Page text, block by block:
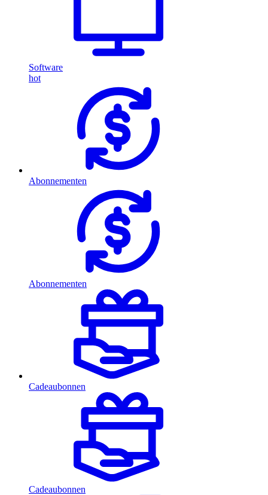
Software
hot
Abonnementen
Abonnementen
Cadeaubonnen
Cadeaubonnen